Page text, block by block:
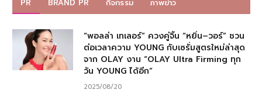
PR BRAND PR กิจกรรม ภาพข่าว
“พอลล่า เทเลอร์” ควงคู่จิ้น “หยิ่น–วอร์” ชวน
ต่อเวลาความ YOUNG กับเซรั่มสูตรใหม่ล่าสุด
จาก OLAY งาน “OLAY Ultra Firming ทุก
วัน YOUNG ได้อีก”
2025/08/20